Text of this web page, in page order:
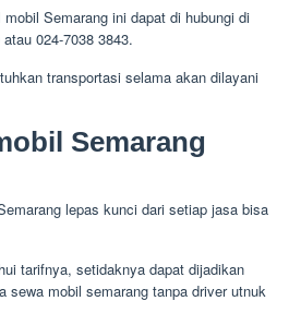
Semarang ini dapat di hubungi di
024-7038 3843.
transportasi selama akan dilayani
Semarang
lepas kunci dari setiap jasa bisa
tarifnya, setidaknya dapat dijadikan
sewa mobil semarang tanpa driver utnuk